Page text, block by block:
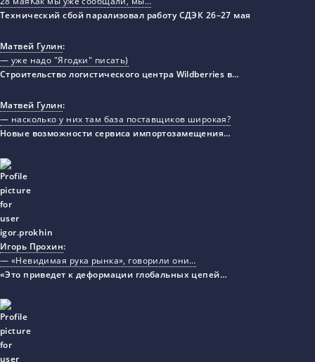
Технический сбой парализовал работу СДЭК 26–27 мая
Матвей Гулин:
— уже надо "Ягодки" писать)
Строительство логистического центра Wildberries в…
Матвей Гулин:
— насколько у них там база поставщиков широкая?
Новые возможности сервиса импортозамещения…
Игорь Прохин:
— «Невидимая рука рынка», говорили они…
«Это приведет к деформации глобальных цепей…